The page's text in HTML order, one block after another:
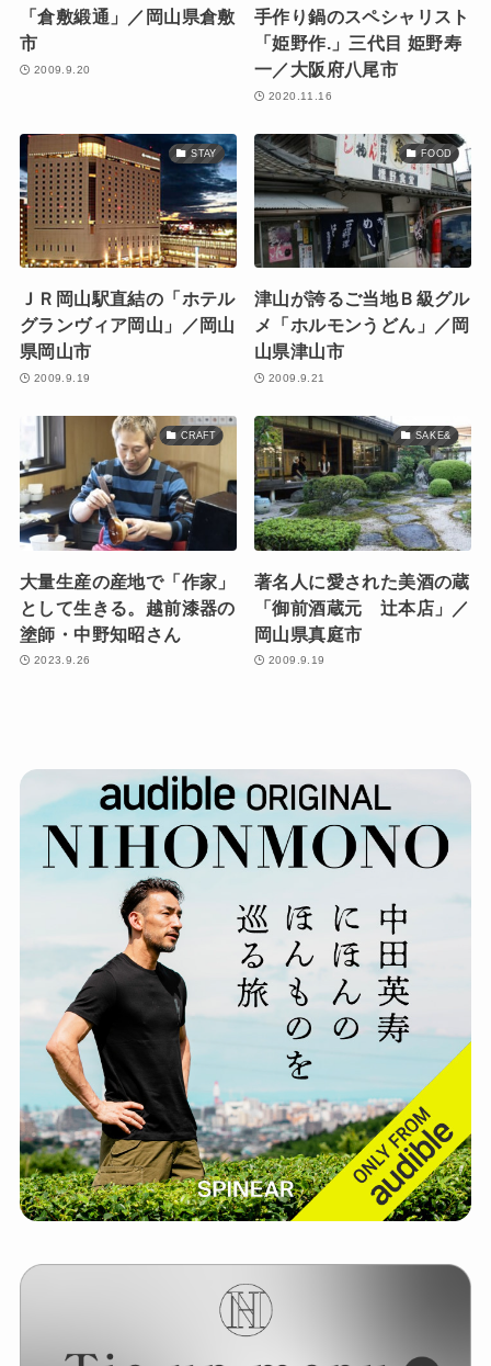
「倉敷緞通」／岡山県倉敷
市
2009.9.20
手作り鍋のスペシャリスト
「姫野作.」三代目 姫野寿
一／大阪府八尾市
2020.11.16
STAY
ＪＲ岡山駅直結の「ホテル
グランヴィア岡山」／岡山
県岡山市
2009.9.19
FOOD
津山が誇るご当地Ｂ級グル
メ「ホルモンうどん」／岡
山県津山市
2009.9.21
CRAFT
大量生産の産地で「作家」
として生きる。越前漆器の
塗師・中野知昭さん
2023.9.26
SAKE&
著名人に愛された美酒の蔵
「御前酒蔵元 辻本店」／
岡山県真庭市
2009.9.19